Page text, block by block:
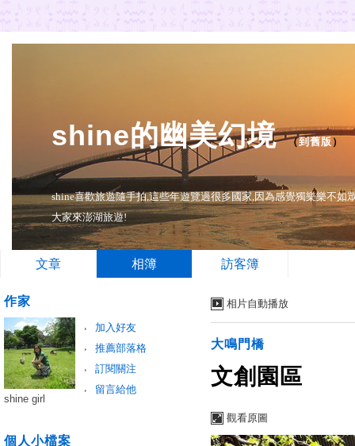
shine的幽美幻境（到舊版 ）
shine喜歡旅遊隨手拍,這些年遊覽過很多國家,因為感覺獨樂樂不
大家來澎湖旅遊!
文章 相簿 訪客簿
相片自動播放
大鳴門橋
文創園區
觀看原圖
作家
加入好友
推薦部落格
訂閱關注
留言給他
shine girl
個人小檔案